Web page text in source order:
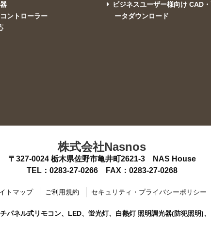
ントローラー
ビジネスユーザー様向け CAD
ータダウンロード
株式会社Nasnos
〒327-0024 栃木県佐野市亀井町2621-3 NAS House
TEL： 0283-27-0266 FAX：0283-27-0268
トマップ ご利用規約 セキュリティ・プライバシーポリシー
ネル式リモコン、LED、蛍光灯、白熱灯 照明調光器(防犯照明)